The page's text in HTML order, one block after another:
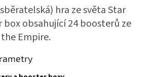
hra ze světa Star
box obsahující 24 boosterů ze
the Empire.